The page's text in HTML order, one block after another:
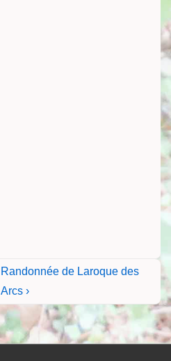
Next
Post
is
Randonnée de Laroque des
Arcs ›